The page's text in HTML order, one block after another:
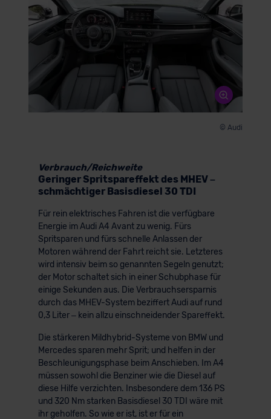
© Audi
Verbrauch/Reichweite
Geringer Spritspareffekt des MHEV –
schmächtiger Basisdiesel 30 TDI
Für rein elektrisches Fahren ist die verfügbare
Energie im Audi A4 Avant zu wenig. Fürs
Spritsparen und fürs schnelle Anlassen der
Motoren während der Fahrt reicht sie. Letzteres
wird intensiv beim so genannten Segeln genutzt;
der Motor schaltet sich in einer Schubphase für
einige Sekunden aus. Die Verbrauchsersparnis
durch das MHEV-System beziffert Audi auf rund
0,3 Liter – kein allzu einschneidender Spareffekt.
Die stärkeren Mildhybrid-Systeme von BMW und
Mercedes sparen mehr Sprit; und helfen in der
Beschleunigungsphase beim Anschieben. Im A4
müssen sowohl die Benziner wie die Diesel auf
diese Hilfe verzichten. Insbesondere dem 136 PS
und 320 Nm starken Basisdiesel 30 TDI wäre mit
ihr geholfen. So wie er ist, ist er für ein